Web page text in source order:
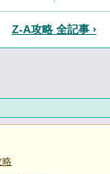
Z-A攻略 全記事 ›
略